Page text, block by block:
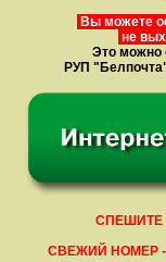
Вы можете
не
Это можно
РУП
СПЕШИТЕ
СВЕЖИЙ НОМЕР